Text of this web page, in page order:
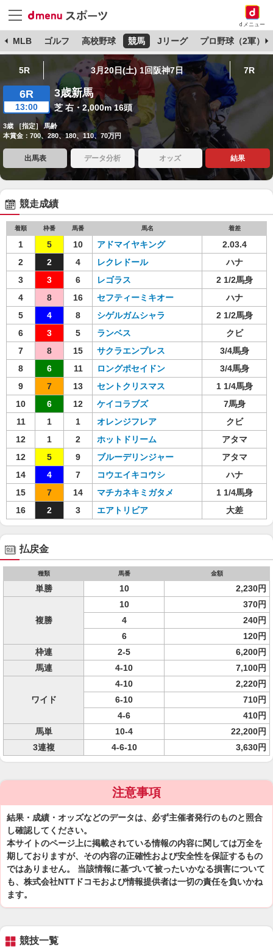
dメニュー
MLB ゴルフ 高校野球 競馬 Jリーグ プロ野球（2軍）
5R 3月20日(土) 1回阪神7日 7R
6R
13:00
3歳新馬
芝 右・2,000m 16頭
3歳 ［指定］ 馬齢
本賞金：700、280、180、110、70万円
出馬表 データ分析 オッズ 結果
競走成績
着順 枠番 馬番 馬名 着差
1 5 10 アドマイヤキング
2.03.4
2
2 4 レクレドール
ハナ
3
3 6 レゴラス
2 1/2馬身
4
8 16 セフティーミキオー
ハナ
5
4 8 シゲルガムシャラ
2 1/2馬身
6
3 5 ランベス
クビ
7
8 15 サクラエンプレス
3/4馬身
8
6 11 ロングポセイドン
3/4馬身
9
7 13 セントクリスマス
1 1/4馬身
10
6 12 ケイコラブズ
7馬身
11
1 1 オレンジフレア
クビ
12
1 2 ホットドリーム
アタマ
12
5 9 ブルーデリンジャー
アタマ
14
4 7 コウエイキコウシ
ハナ
15
7 14 マチカネキミガタメ
1 1/4馬身
16
2 3 エアトリビア 大差
払戻金
種類 馬番 金額
単勝 10 2,230円
複勝
10
370円
4
240円
6
120円
枠連
2-5
6,200円
馬連
4-10 7,100円
ワイド
4-10
2,220円
6-10
710円
4-6
410円
馬単
10-4
22,200円
3連複
4-6-10 3,630円
注意事項
結果・成績・オッズなどのデータは、必ず主催者発行のものと照合
し確認してください。
本サイトのページ上に掲載されている情報の内容に関しては万全を
期しておりますが、その内容の正確性および安全性を保証するもの
ではありません。 当該情報に基づいて被ったいかなる損害について
も、株式会社NTTドコモおよび情報提供者は一切の責任を負いかね
ます。
競技一覧